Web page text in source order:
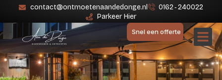
contact@ontmoetenaandedonge.nl
0162 ‑ 240022
Parkeer Hier
Snel een offerte